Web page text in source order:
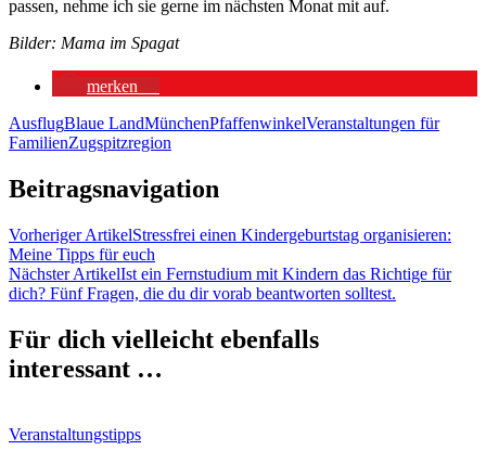
passen, nehme ich sie gerne im nächsten Monat mit auf.
Bilder: Mama im Spagat
merken
AusflugBlaue LandMünchenPfaffenwinkelVeranstaltungen für
FamilienZugspitzregion
Beitragsnavigation
Vorheriger ArtikelStressfrei einen Kindergeburtstag organisieren:
Meine Tipps für euch
Nächster ArtikelIst ein Fernstudium mit Kindern das Richtige für
dich? Fünf Fragen, die du dir vorab beantworten solltest.
Für dich vielleicht ebenfalls
interessant …
Veranstaltungstipps